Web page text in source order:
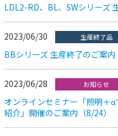
LDL2-RD、BL、SWシリーズ
2023/06/30 生産終了品
BBシリーズ 生産終了のご案内
2023/06/28 お知らせ
オンラインセミナー「照明＋
紹介」開催のご案内（8/24）